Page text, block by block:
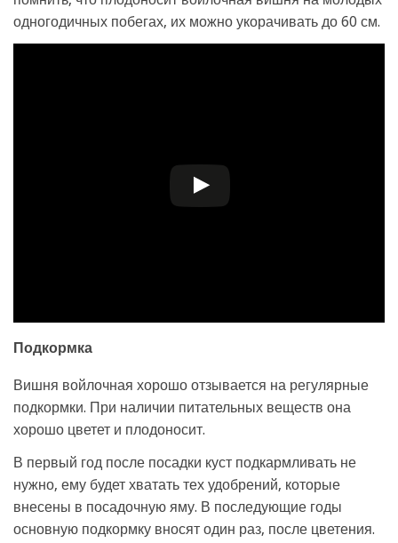
одногодичных побегах, их можно укорачивать до 60 см.
Подкормка
Вишня войлочная хорошо отзывается на регулярные
подкормки. При наличии питательных веществ она
хорошо цветет и плодоносит.
В первый год после посадки куст подкармливать не
нужно, ему будет хватать тех удобрений, которые
внесены в посадочную яму. В последующие годы
основную подкормку вносят один раз, после цветения.